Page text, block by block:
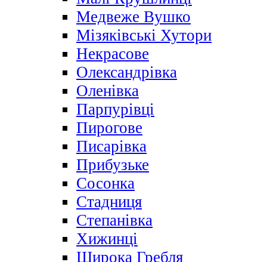
Медвеже Вушко
Мізяківські Хутори
Некрасове
Олександрівка
Оленівка
Парпурівці
Пирогове
Писарівка
Прибузьке
Сосонка
Стадниця
Степанівка
Хижинці
Широка Гребля